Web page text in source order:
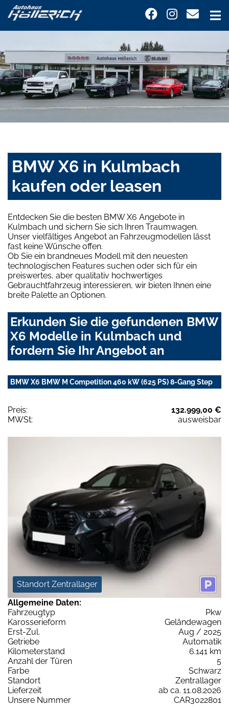
BMW X6 in Kulmbach
kaufen oder leasen
Entdecken Sie die besten BMW X6 Angebote in
Kulmbach und sichern Sie sich Ihren Traumwagen.
Unser vielfältiges Angebot an Fahrzeugmodellen lässt
fast keine Wünsche offen.
Ob Sie ein brandneues Modell mit den neuesten
technologischen Features suchen oder sich für ein
preiswertes, aber qualitativ hochwertiges
Gebrauchtfahrzeug interessieren, wir bieten Ihnen eine
breite Palette an Optionen.
Erkunden Sie die gefundenen BMW
X6 Modelle in Kulmbach und
fordern Sie Ihr Angebot an
BMW X6 BMW M Competition 460 kW (625 PS) 8-Gang Step
Preis:
132.999,00 €
MWSt:
ausweisbar
Standort Zentrallager
Allgemeine Daten:
Fahrzeugtyp
Pkw
Karosserieform
Geländewagen
Erst-Zul.
Aug / 2025
Getriebe
Automatik
Kilometerstand
6.141 km
Anzahl der Türen
5
Farbe
Schwarz
Standort
Zentrallager
Lieferzeit
ab ca. 11.08.2026
Unsere Nummer
CAR3022801